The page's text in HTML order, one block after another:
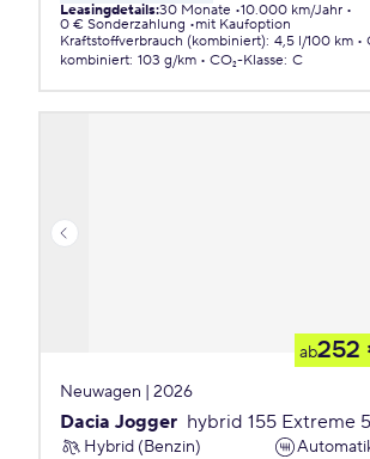
Leasingdetails:30 Monate 10.000 km/Jahr
0 € Sonderzahlung
mit Kaufoption
Kraftstoffverbrauch (kombiniert): 4,5 l/100 km
kombiniert: 103 g/km CO₂-Klasse: C
ab252
Neuwagen | 2026
Dacia Jogger hybrid 155 Extreme
Hybrid (Benzin)